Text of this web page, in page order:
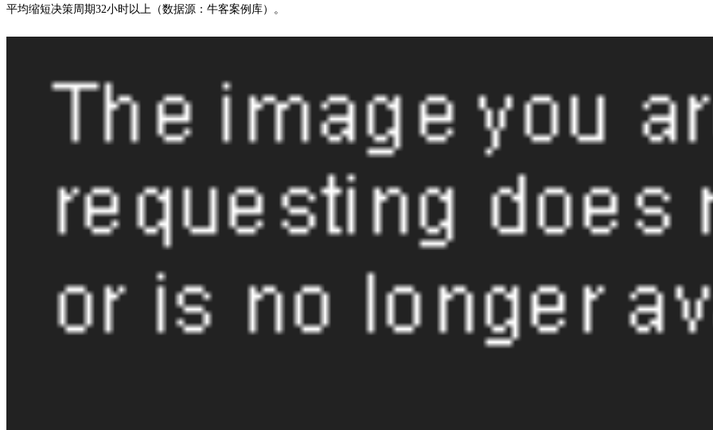
平均缩短决策周期32小时以上（数据源：牛客案例库）。